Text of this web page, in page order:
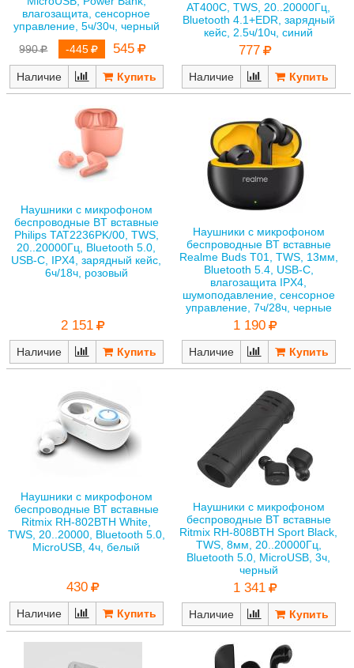
влагозащита, сенсорное
управление, 5ч/30ч, черный
990
-445 545
Наличие
AT400C, TWS, 20..20000Гц,
Bluetooth 4.1+EDR, зарядный
кейс, 2.5ч/10ч, синий
777
Наличие
Наушники с микрофоном
беспроводные BT вставные
Philips TAT2236PK/00, TWS,
20..20000Гц, Bluetooth 5.0,
USB-C, IPX4, зарядный кейс,
6ч/18ч, розовый
2 151
Наличие
Наушники с микрофоном
беспроводные BT вставные
Realme Buds T01, TWS, 13мм,
Bluetooth 5.4, USB-С,
влагозащита IPX4,
шумоподавление, сенсорное
управление, 7ч/28ч, черные
1 190
Наличие
Наушники с микрофоном
беспроводные BT вставные
Ritmix RH-802BTH White,
TWS, 20..20000, Bluetooth 5.0,
MicroUSB, 4ч, белый
430
Наличие
Наушники с микрофоном
беспроводные BT вставные
Ritmix RH-808BTH Sport Black,
TWS, 8мм, 20..20000Гц,
Bluetooth 5.0, MicroUSB, 3ч,
черный
1 341
Наличие